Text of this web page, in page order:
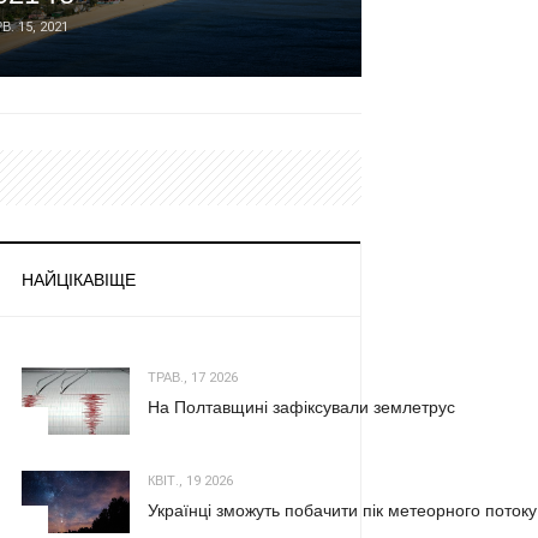
15, 2021
НАЙЦІКАВІЩЕ
ТРАВ., 17 2026
На Полтавщині зафіксували землетрус
КВІТ., 19 2026
Українці зможуть побачити пік метеорного